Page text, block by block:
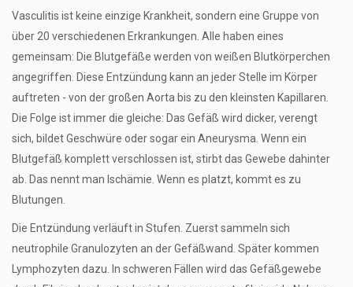
Vasculitis ist keine einzige Krankheit, sondern eine Gruppe von
über 20 verschiedenen Erkrankungen. Alle haben eines
gemeinsam: Die Blutgefäße werden von weißen Blutkörperchen
angegriffen. Diese Entzündung kann an jeder Stelle im Körper
auftreten - von der großen Aorta bis zu den kleinsten Kapillaren.
Die Folge ist immer die gleiche: Das Gefäß wird dicker, verengt
sich, bildet Geschwüre oder sogar ein Aneurysma. Wenn ein
Blutgefäß komplett verschlossen ist, stirbt das Gewebe dahinter
ab. Das nennt man Ischämie. Wenn es platzt, kommt es zu
Blutungen.
Die Entzündung verläuft in Stufen. Zuerst sammeln sich
neutrophile Granulozyten an der Gefäßwand. Später kommen
Lymphozyten dazu. In schweren Fällen wird das Gefäßgewebe